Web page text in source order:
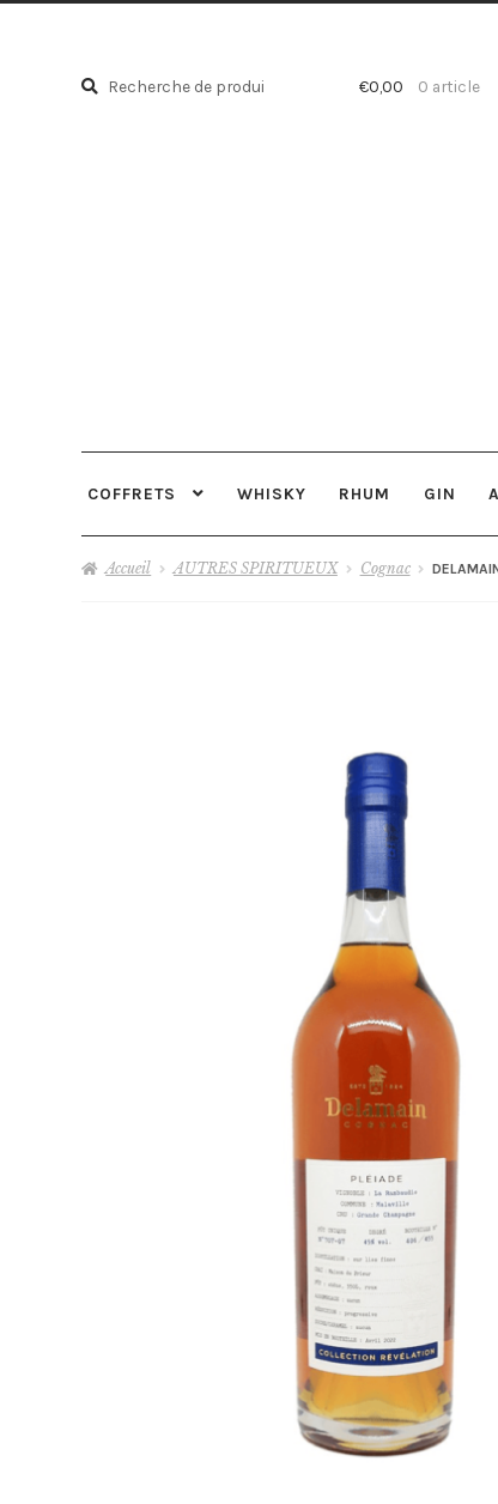
Recherche
Recherche
€0,00 0 article
COFFRETS WHISKY RHUM GIN
Accueil AUTRES SPIRITUEUX Cognac